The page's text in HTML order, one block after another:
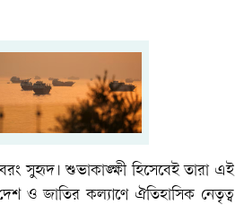
সুহৃদ। শুভাকাঙ্ক্ষী হিসেবেই তারা এই
ও জাতির কল্যাণে ঐতিহাসিক নেতৃত্ব